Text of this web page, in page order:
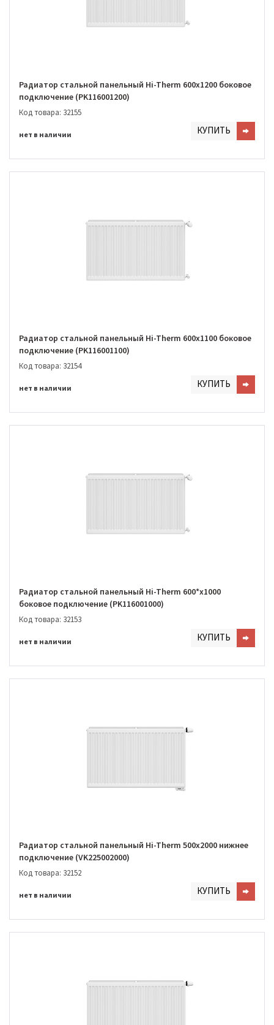
Радиатор стальной панельный Hi-Therm 600х1200 боковое
подключение (PK116001200)
Код товара: 32155
нет в наличии КУПИТЬ
Радиатор стальной панельный Hi-Therm 600х1100 боковое
подключение (PK116001100)
Код товара: 32154
нет в наличии КУПИТЬ
Радиатор стальной панельный Hi-Therm 600*х1000
боковое подключение (PK116001000)
Код товара: 32153
нет в наличии КУПИТЬ
Радиатор стальной панельный Hi-Therm 500х2000 нижнее
подключение (VK225002000)
Код товара: 32152
нет в наличии КУПИТЬ